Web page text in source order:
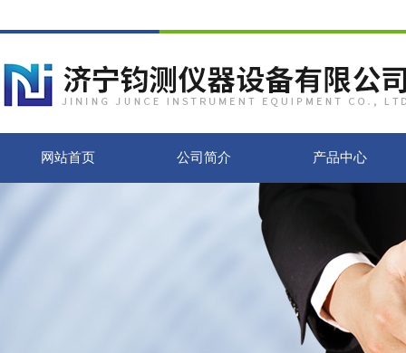
网站首页 公司简介 产品中心